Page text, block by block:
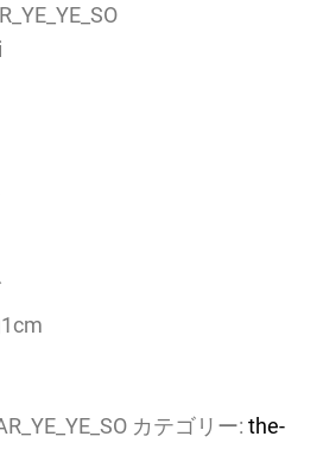
カテゴリー: the-